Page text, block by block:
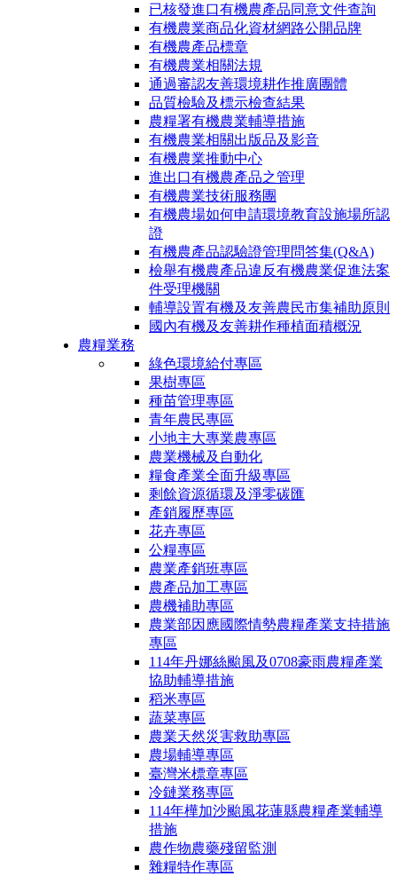
已核發進口有機農產品同意文件查詢
有機農業商品化資材網路公開品牌
有機農產品標章
有機農業相關法規
通過審認友善環境耕作推廣團體
品質檢驗及標示檢查結果
農糧署有機農業輔導措施
有機農業相關出版品及影音
有機農業推動中心
進出口有機農產品之管理
有機農業技術服務團
有機農場如何申請環境教育設施場所認
證
有機農產品認驗證管理問答集(Q&A)
檢舉有機農產品違反有機農業促進法案
件受理機關
輔導設置有機及友善農民市集補助原則
國內有機及友善耕作種植面積概況
農糧業務
綠色環境給付專區
果樹專區
種苗管理專區
青年農民專區
小地主大專業農專區
農業機械及自動化
糧食產業全面升級專區
剩餘資源循環及淨零碳匯
產銷履歷專區
花卉專區
公糧專區
農業產銷班專區
農產品加工專區
農機補助專區
農業部因應國際情勢農糧產業支持措施
專區
114年丹娜絲颱風及0708豪雨農糧產業
協助輔導措施
稻米專區
蔬菜專區
農業天然災害救助專區
農場輔導專區
臺灣米標章專區
冷鏈業務專區
114年樺加沙颱風花蓮縣農糧產業輔導
措施
農作物農藥殘留監測
雜糧特作專區